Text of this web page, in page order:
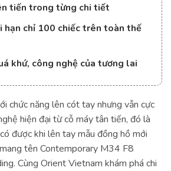
tiến trong từng chi tiết
hạn chỉ 100 chiếc trên toàn thế
khứ, công nghệ của tương lai
chức năng lên cót tay nhưng vẫn cực
hiện đại từ cỗ máy tân tiến, đó là
được khi lên tay mẫu đồng hồ mới
tên Contemporary M34 F8
Cùng Orient Vietnam khám phá chi